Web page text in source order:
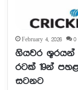
February 4, 2026 0
ගියවර ශූරයන්
රටක් 19න්
සටනට